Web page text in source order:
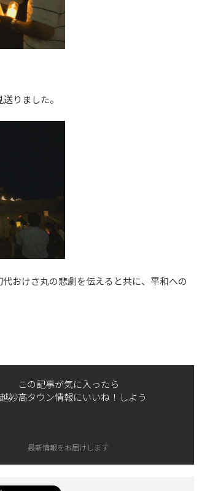
りました。
おけさ丸の悲劇を伝えると共に、平和への
この記事が気に入ったら
妙高タウン情報にいいね！しよう
最新情報をお届けします